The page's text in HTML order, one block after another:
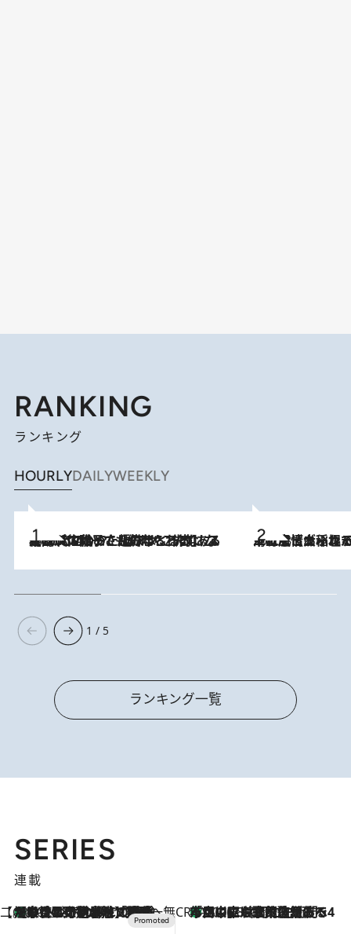
RANKING
ランキング
HOURLYDAILYWEEKLY
2026.8.5
【阿川佐和子さんの年とる力】なぜ70代で始めた趣味は“こんなに楽しい”のか？ ピアノ、俳句…スランプに陥っても続けられる“ある秘訣”とは 2026.8.5
下町風情あふれる台北屈指の人気エリア・大稲埕でセンスのいい台湾土産《ヴ
1 / 5
ランキング一覧
SERIES
連載
【CREA×星野リゾート】唯一無二。癒しと発見が待つ場所へ
2026.8.7
【トンボの足水浴】ヒノキの香りに包まれて涼感マックス！約13℃の湧水かけ流しを避暑地「星野温泉 トンボの湯」で体験 CREA'S CHOICE
2026.8.7
「立川にも歌舞伎があるんだよ」 片岡仁左衛門・市川中車ら豪華座組みで4年目の立川立飛歌舞伎へ